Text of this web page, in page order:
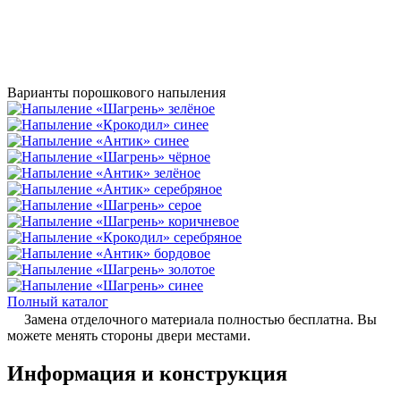
Варианты порошкового напыления
Полный каталог
Замена отделочного материала полностью бесплатна. Вы
можете менять стороны двери местами.
Информация и конструкция